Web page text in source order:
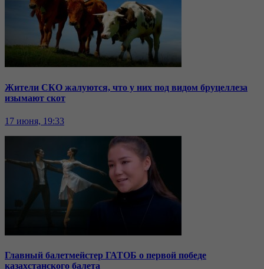
Жители СКО жалуются, что у них под видом бруцеллеза
изымают скот
17 июня, 19:33
Главный балетмейстер ГАТОБ о первой победе
казахстанского балета